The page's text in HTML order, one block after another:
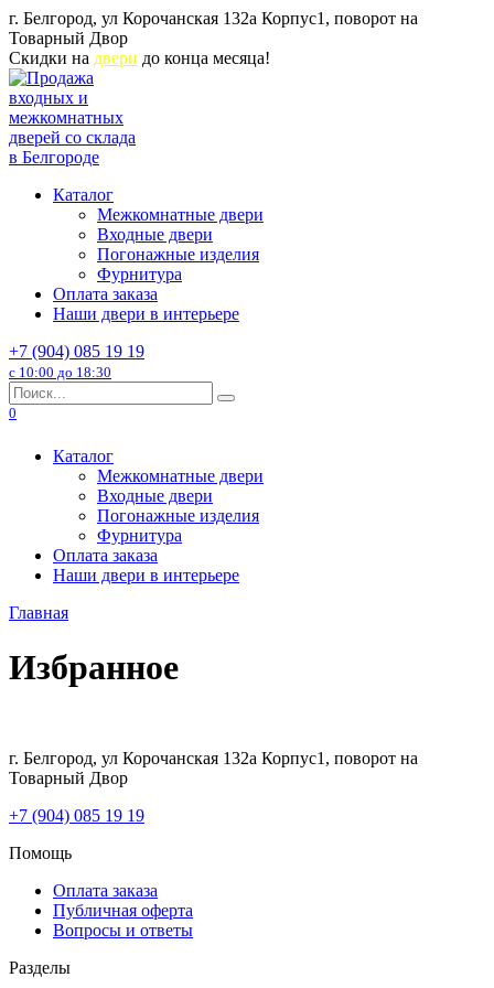
Перейти
к
содержанию
г. Белгород, ул Корочанская 132а Корпус1, поворот на
Товарный Двор
Скидки на двери до конца месяца!
Каталог
Межкомнатные двери
Входные двери
Погонажные изделия
Фурнитура
Оплата заказа
Наши двери в интерьере
+7 (904) 085 19 19
с 10:00 до 18:30
Search
for:
0
Каталог
Межкомнатные двери
Входные двери
Погонажные изделия
Фурнитура
Оплата заказа
Наши двери в интерьере
Главная
Избранное
г. Белгород, ул Корочанская 132а Корпус1, поворот на
Товарный Двор
+7 (904) 085 19 19
Помощь
Оплата заказа
Публичная оферта
Вопросы и ответы
Разделы